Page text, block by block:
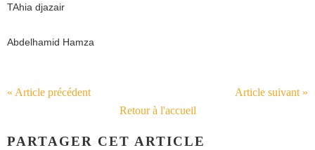
TAhia djazair
Abdelhamid Hamza
« Article précédent
Article suivant »
Retour à l'accueil
PARTAGER CET ARTICLE